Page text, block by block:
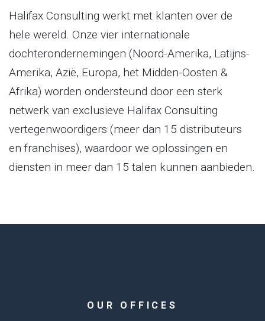
Halifax Consulting werkt met klanten over de
hele wereld. Onze vier internationale
dochterondernemingen (Noord-Amerika, Latijns-
Amerika, Azië, Europa, het Midden-Oosten &
Afrika) worden ondersteund door een sterk
netwerk van exclusieve Halifax Consulting
vertegenwoordigers (meer dan 15 distributeurs
en franchises), waardoor we oplossingen en
diensten in meer dan 15 talen kunnen aanbieden.
OUR OFFICES